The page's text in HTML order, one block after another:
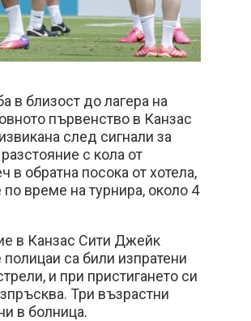
в близост до лагера на
първенство в Канзас
след сигнали за
с кола от
обратна посока от хотела,
време на турнира, около 4
в Канзас Сити Джейк
са били изпратени
и при пристигането си
Три възрастни
в болница.